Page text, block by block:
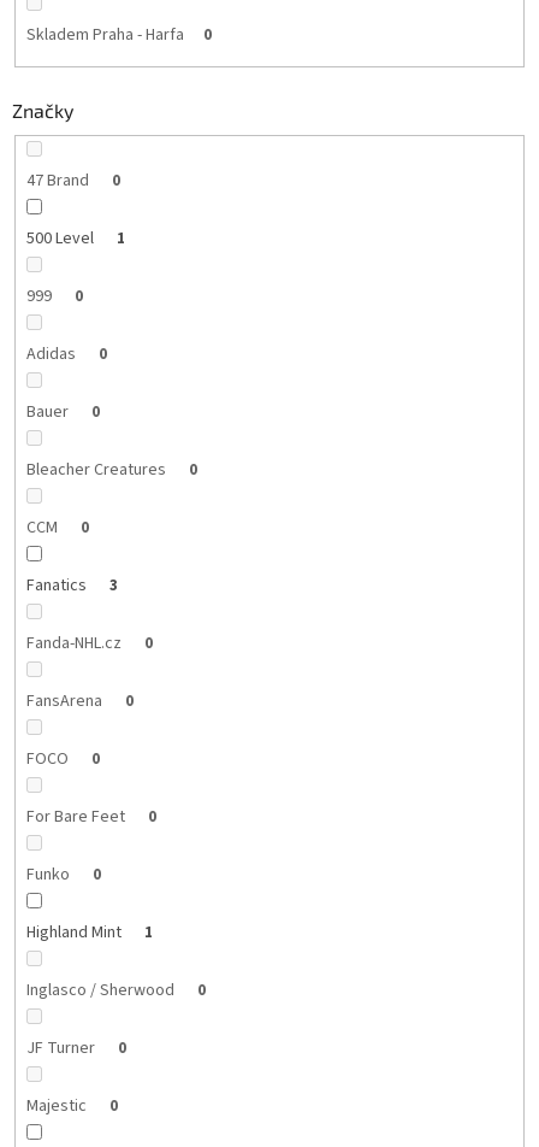
Skladem Praha - Harfa 0
Značky
47 Brand 0
500 Level 1
999 0
Adidas 0
Bauer 0
Bleacher Creatures 0
CCM 0
Fanatics 3
Fanda-NHL.cz 0
FansArena 0
FOCO 0
For Bare Feet 0
Funko 0
Highland Mint 1
Inglasco / Sherwood 0
JF Turner 0
Majestic 0